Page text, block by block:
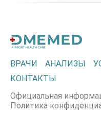
ВРАЧИ АНАЛИЗЫ
КОНТАКТЫ
Официальная
Политика